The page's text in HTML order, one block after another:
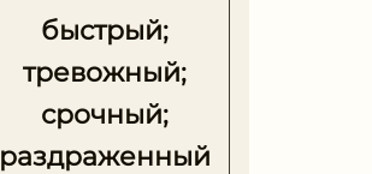
быстрый;
тревожный;
срочный;
раздраженный